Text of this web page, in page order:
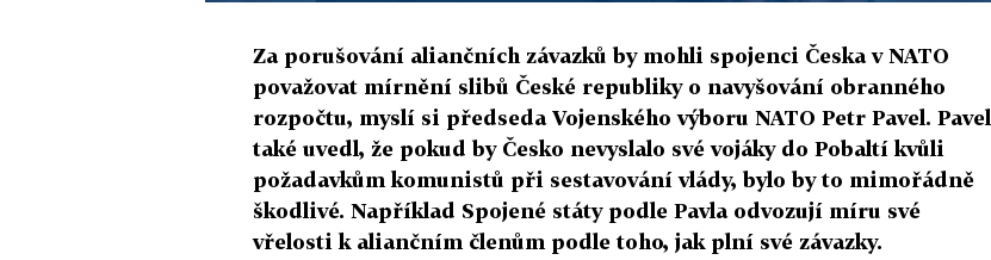
Za porušování aliančních závazků by mohli spojenci Česka v NATO
považovat mírnění slibů České republiky o navyšování obranného
rozpočtu, myslí si předseda Vojenského výboru NATO Petr Pavel. Pavel
také uvedl, že pokud by Česko nevyslalo své vojáky do Pobaltí kvůli
požadavkům komunistů při sestavování vlády, bylo by to mimořádně
škodlivé. Například Spojené státy podle Pavla odvozují míru své
vřelosti k aliančním členům podle toho, jak plní své závazky.